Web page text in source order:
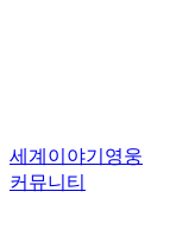
세계이야기영웅
커뮤니티